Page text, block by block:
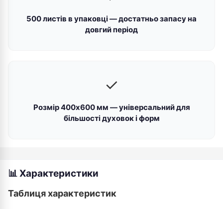
500 листів в упаковці — достатньо запасу на
довгий період
✓
Розмір 400х600 мм — універсальний для
більшості духовок і форм
📊 Характеристики
Таблиця характеристик